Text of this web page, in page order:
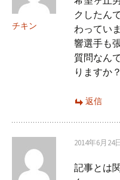
チキン
クしたん
わってい
響選手も
質問なん
りますか？
返信
2014年6月24
記事とは